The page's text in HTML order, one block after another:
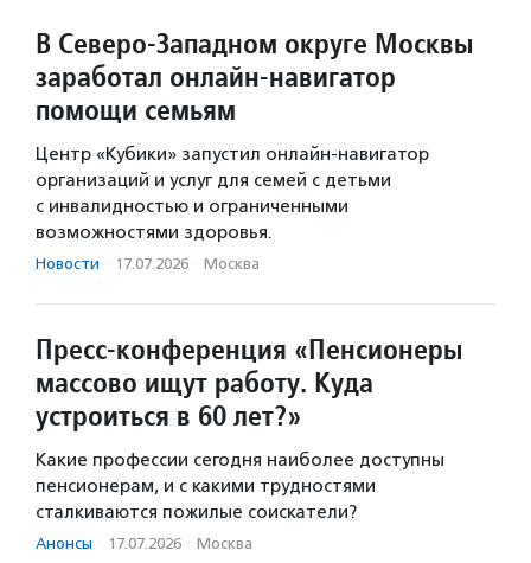
В Северо-Западном округе Москвы
заработал онлайн-навигатор
помощи семьям
Центр «Кубики» запустил онлайн-навигатор
организаций и услуг для семей с детьми
с инвалидностью и ограниченными
возможностями здоровья.
Новости · 17.07.2026 · Москва
Пресс-конференция «Пенсионеры
массово ищут работу. Куда
устроиться в 60 лет?»
Какие профессии сегодня наиболее доступны
пенсионерам, и с какими трудностями
сталкиваются пожилые соискатели?
Анонсы · 17.07.2026 · Москва